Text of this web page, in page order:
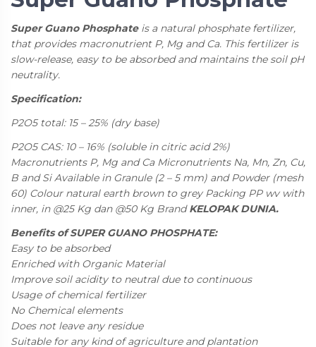
Super Guano Phosphate is a natural phosphate fertilizer,
that provides macronutrient P, Mg and Ca. This fertilizer is
slow-release, easy to be absorbed and maintains the soil pH
neutrality.
Specification:
P2O5 total: 15 – 25% (dry base)
P2O5CAS: 10 – 16% (soluble in citric acid 2%)
Macronutrients P, Mg and Ca Micronutrients Na, Mn, Zn, Cu,
B and Si Available in Granule (2 – 5 mm) and Powder (mesh
60) Colour natural earth brown to grey Packing PP wv with
inner, in @25 Kg dan @50 Kg BrandKELOPAK DUNIA.
Benefits of SUPER GUANO PHOSPHATE:
Easy to be absorbed
Enriched with Organic Material
Improve soil acidity to neutral due to continuous
Usage of chemical fertilizer
No Chemical elements
Does not leave any residue
Suitable for any kind of agriculture and plantation